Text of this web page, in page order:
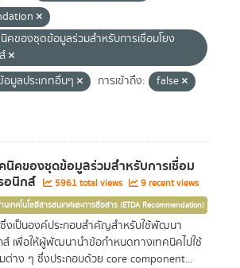
คของชุดข้อมูลร่วมสำหรับการเชื่อมโยง
อมูลประเภทอื่นๆ การเข้าถึง:
false
นิคของชุดข้อมูลร่วมสำหรับการเชื่อม
อนิกส์ 5961 total views 9 recent views
เทคโนโลยีสารสนเทศและการสื่อสาร (ETDA Recommendation)
งเป็นองค์ประกอบสำคัญสำหรับใช้พัฒนา
เพื่อให้ผู้พัฒนานำข้อกำหนดทางเทคนิคไปใช้
าง ๆ ซึ่งประกอบด้วย core component...